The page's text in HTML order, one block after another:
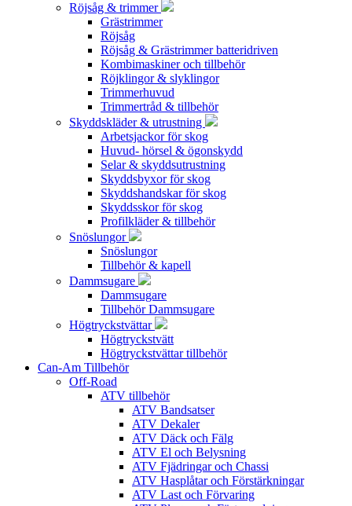
Röjsåg & trimmer
Grästrimmer
Röjsåg
Röjsåg & Grästrimmer batteridriven
Kombimaskiner och tillbehör
Röjklingor & slyklingor
Trimmerhuvud
Trimmertråd & tillbehör
Skyddskläder & utrustning
Arbetsjackor för skog
Huvud- hörsel & ögonskydd
Selar & skyddsutrustning
Skyddsbyxor för skog
Skyddshandskar för skog
Skyddsskor för skog
Profilkläder & tillbehör
Snöslungor
Snöslungor
Tillbehör & kapell
Dammsugare
Dammsugare
Tillbehör Dammsugare
Högtryckstvättar
Högtryckstvätt
Högtryckstvättar tillbehör
Can-Am Tillbehör
Off-Road
ATV tillbehör
ATV Bandsatser
ATV Dekaler
ATV Däck och Fälg
ATV El och Belysning
ATV Fjädringar och Chassi
ATV Hasplåtar och Förstärkningar
ATV Last och Förvaring